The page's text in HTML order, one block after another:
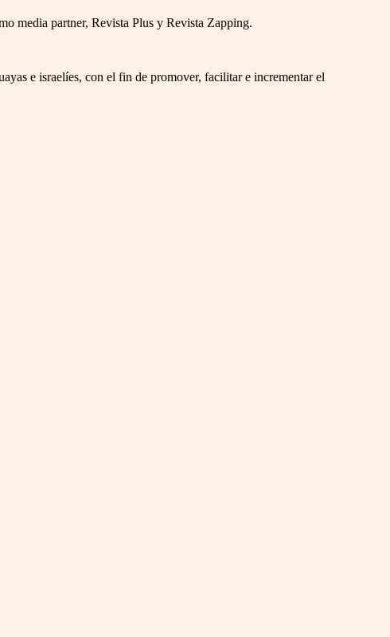
media partner, Revista Plus y Revista Zapping.
e israelíes, con el fin de promover, facilitar e incrementar el